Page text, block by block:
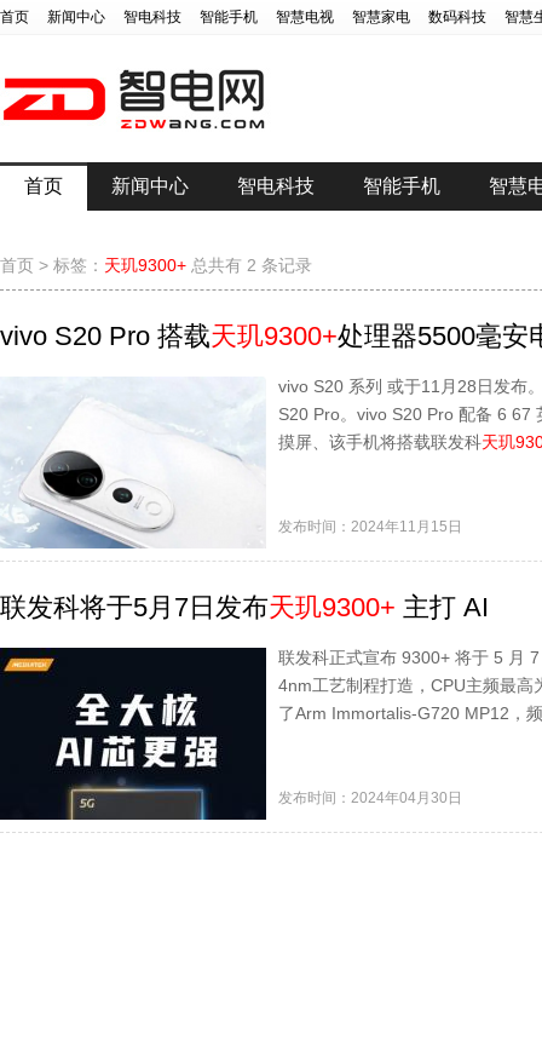
首页 新闻中心 智电科技 智能手机 智慧电视 智慧家电 数码科技 智慧
首页 新闻中心 智电科技 智能手机 智慧
首页 > 标签： 天玑9300+ 总共有 2 条记录
vivo S20 Pro 搭载天玑9300+处理器5500毫安
vivo S20 系列 或于11月28日发布
S20 Pro。vivo S20 Pro 配备 6 67
摸屏、该手机将搭载联发科天玑
发布时间：2024年11月15日
联发科将于5月7日发布天玑9300+ 主打 AI
联发科正式宣布 9300+ 将于 5 月
4nm工艺制程打造，CPU主频最高
了Arm Immortalis-G720 MP12，
发布时间：2024年04月30日